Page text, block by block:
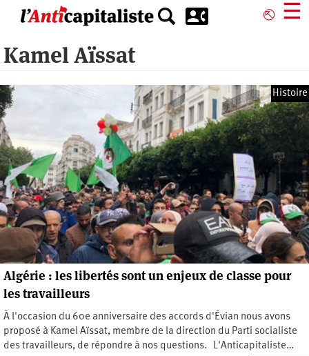
principal
⎋ ☰
Kamel Aïssat
Histoire
Algérie : les libertés sont un enjeux de classe pour
les travailleurs
À l'occasion du 60e anniversaire des accords d'Évian nous avons
proposé à Kamel Aïssat, membre de la direction du Parti socialiste
des travailleurs, de répondre à nos questions. L'Anticapitaliste…